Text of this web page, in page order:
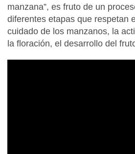
manzana”, es fruto de un
diferentes etapas que respetan
cuidado de los manzanos, la
la floración, el desarrollo del